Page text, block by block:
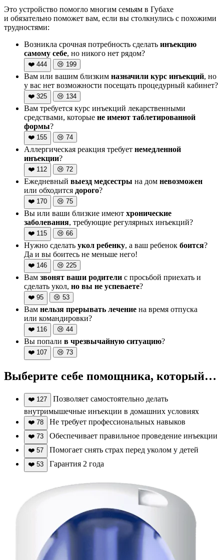
Это устройство помогло многим семьям в Губахе
и обязательно поможет вам, если вы столкнулись с похожими
трудностями:
Возникла срочная потребность сделать инъекцию
самому себе, но никого нет рядом?
❤️ 444 😢 199
Вам или вашим близким назначили курс инъекций, но
у вас нет возможности посещать процедурный кабинет?
❤️ 325 😢 134
Вам требуется курс инъекций лекарственными
средствами, которые не имеют таблетированной
формы?
❤️ 155 😢 74
Аллергическая реакция требует немедленной
инъекции?
❤️ 112 😢 72
Ежедневный выезд медсестры на дом невозможен
или обходится дорого?
❤️ 170 😢 75
Вы или ваши близкие имеют хронические
заболевания, требующие регулярных инъекций?
❤️ 115 😢 66
Нужно сделать укол ребенку, а ваш ребенок боится?
Да и вы боитесь не меньше него!
❤️ 146 😢 225
Вам звонят ваши родители с просьбой приехать и
сделать укол, но вы не успеваете?
❤️ 95 😢 53
Вам нельзя прерывать лечение на время отпуска
или командировки?
❤️ 116 😢 44
Вы попали в чрезвычайную ситуацию?
❤️ 107 😢 73
Выберите себе помощника, который…
❤️ 127
Позволяет самостоятельно делать
внутримышечные инъекции в домашних условиях
❤️ 78 Не требует профессиональных навыков
❤️ 73 Обеспечивает правильное проведение инъекции
❤️ 57 Помогает снять страх перед уколом у детей
❤️ 53 Гарантия 2 года